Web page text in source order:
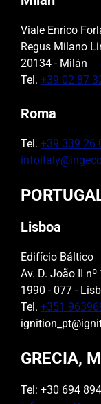
Viale Enrico
Regus Milano
20134 - Milán
Tel. +39 02 87
Roma
Tel. +39 339 26
Lisboa
Edifício Báltico
Av. D. João II nº
1990 - 077 -
Tel. +351
GRECIA,
Tel: +30 694